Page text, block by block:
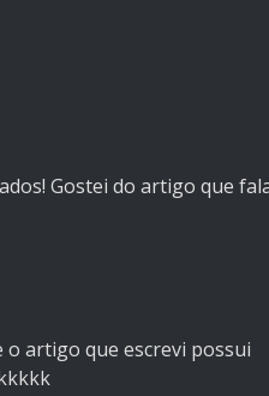
Gostei do artigo que
o artigo que escrevi possui